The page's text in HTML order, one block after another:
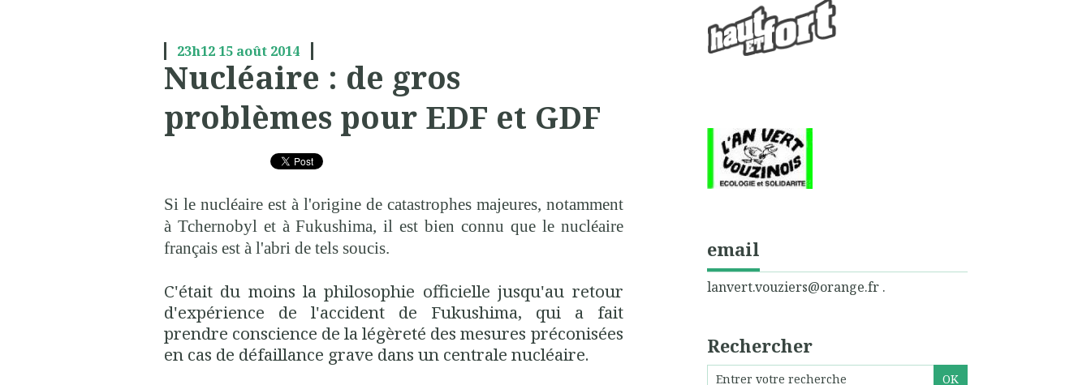
23h12 15 août 2014
Nucléaire : de gros
problèmes pour EDF et GDF
Si le nucléaire est à l'origine de catastrophes majeures, notamment
à Tchernobyl et à Fukushima, il est bien connu que le nucléaire
français est à l'abri de tels soucis.
C'était du moins la philosophie officielle jusqu'au retour
d'expérience de l'accident de Fukushima, qui a fait
prendre conscience de la légèreté des mesures préconisées
en cas de défaillance grave dans un centrale nucléaire.
email
lanvert.vouziers@orange.fr .
Rechercher